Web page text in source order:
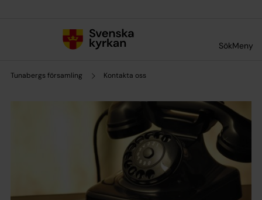
SökMeny
Tunabergs församling Kontakta oss